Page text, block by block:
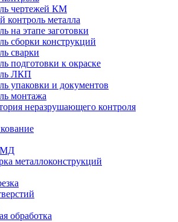
чертежей КМ
контроль металла
на этапе заготовки
сборки конструкций
сварки
подготовки к окраске
ЛКП
упаковки и документов
монтажа
неразрушающего контроля
металлоконструкций
обработка